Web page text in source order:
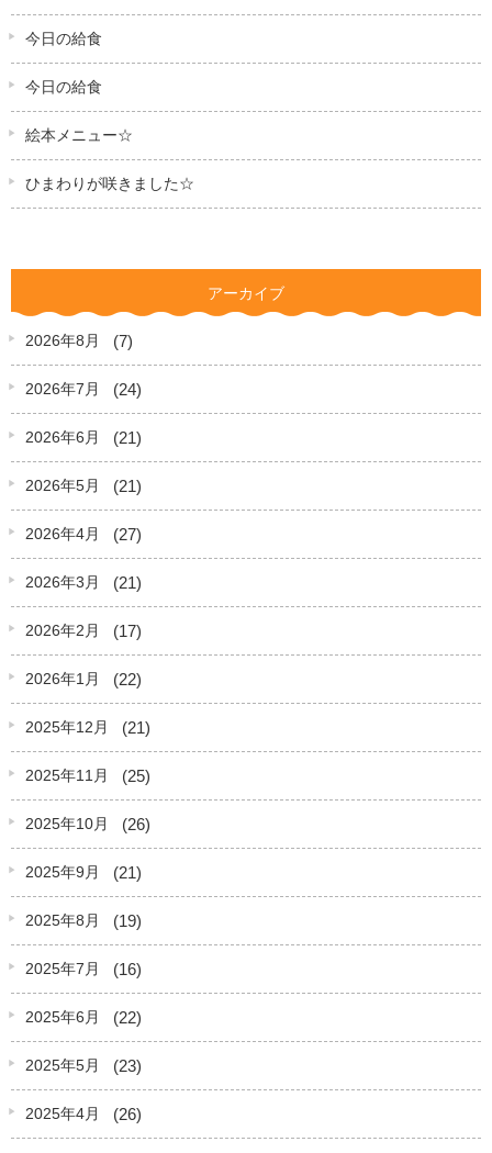
今日の給食
今日の給食
絵本メニュー☆
ひまわりが咲きました☆
アーカイブ
2026年8月 (7)
2026年7月 (24)
2026年6月 (21)
2026年5月 (21)
2026年4月 (27)
2026年3月 (21)
2026年2月 (17)
2026年1月 (22)
2025年12月 (21)
2025年11月 (25)
2025年10月 (26)
2025年9月 (21)
2025年8月 (19)
2025年7月 (16)
2025年6月 (22)
2025年5月 (23)
2025年4月 (26)